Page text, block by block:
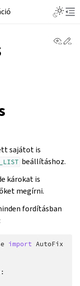
sajátot is
beállításhoz.
károkat is
megírni.
fordításban
import AutoFix